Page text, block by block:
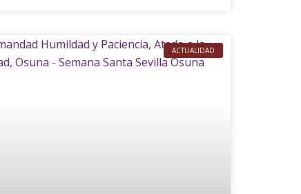
ACTUALIDAD